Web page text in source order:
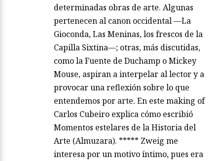
determinadas obras de arte. Algunas
pertenecen al canon occidental —La
Gioconda, Las Meninas, los frescos de la
Capilla Sixtina—; otras, más discutidas,
como la Fuente de Duchamp o Mickey
Mouse, aspiran a interpelar al lector y a
provocar una reflexión sobre lo que
entendemos por arte. En este making of
Carlos Cubeiro explica cómo escribió
Momentos estelares de la Historia del
Arte (Almuzara). ***** Zweig me
interesa por un motivo íntimo, pues era